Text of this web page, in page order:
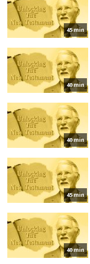
45 min
40 min
40 min
45 min
40 min